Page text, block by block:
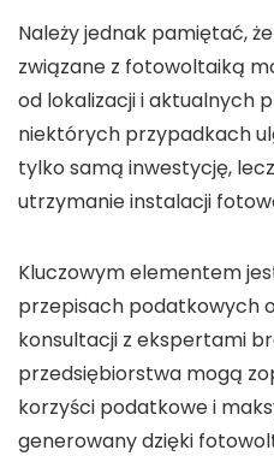
Należy jednak pamiętać,
związane z fotowoltaiką
od lokalizacji i aktualnych
niektórych przypadkach
tylko samą inwestycję,
utrzymanieinstalacji
Kluczowym elementem
przepisach podatkowych
konsultacji z ekspertami
przedsiębiorstwa mogą
korzyści podatkowe i
generowany dzięki